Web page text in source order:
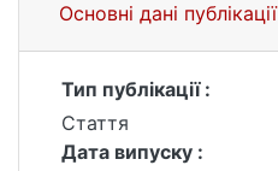
Основні дані публікації
Тип публікації :
Стаття
Дата випуску :